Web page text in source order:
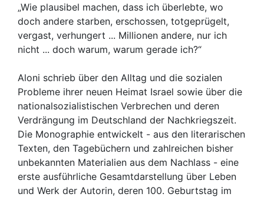
„Wie plausibel machen, dass ich überlebte, wo
doch andere starben, erschossen, totgeprügelt,
vergast, verhungert ... Millionen andere, nur ich
nicht ... doch warum, warum gerade ich?“
Aloni schrieb über den Alltag und die sozialen
Probleme ihrer neuen Heimat Israel sowie über die
nationalsozialistischen Verbrechen und deren
Verdrängung im Deutschland der Nachkriegszeit.
Die Monographie entwickelt - aus den literarischen
Texten, den Tagebüchern und zahlreichen bisher
unbekannten Materialien aus dem Nachlass - eine
erste ausführliche Gesamtdarstellung über Leben
und Werk der Autorin, deren 100. Geburtstag im